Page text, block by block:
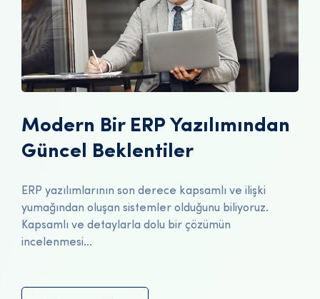
Modern Bir ERP Yazılımından
Güncel Beklentiler
ERP yazılımlarının son derece kapsamlı ve ilişki
yumağından oluşan sistemler olduğunu biliyoruz.
Kapsamlı ve detaylarla dolu bir çözümün
incelenmesi...